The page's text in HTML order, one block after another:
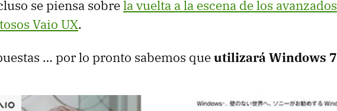
se piensa sobrela vuelta a la escena de los avanzados
Vaio UX.
… por lo pronto sabemos queutilizará Windows 7